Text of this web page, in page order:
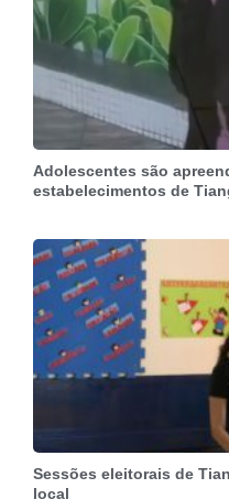
Adolescentes são
estabelecimentos de
Sessões eleitorais de
local